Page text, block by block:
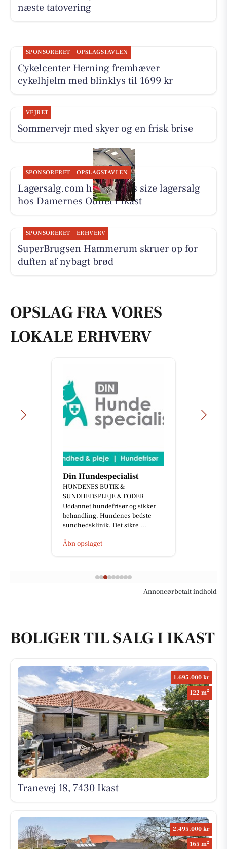
næste tatovering
SPONSORERET OPSLAGSTAVLEN
Cykelcenter Herning fremhæver
cykelhjelm med blinklys til 1699 kr
VEJRET
Sommervejr med skyer og en frisk brise
SPONSORERET OPSLAGSTAVLEN
Lagersalg.com holder plus size lagersalg
hos Damernes Outlet i Ikast
SPONSORERET ERHVERV
SuperBrugsen Hammerum skruer op for
duften af nybagt brød
OPSLAG FRA VORES
LOKALE ERHVERV
Din Hundespecialist
HUNDENES BUTIK &
SUNDHEDSPLEJE & FODER
Uddannet hundefrisør og sikker
behandling. Hundenes bedste
sundhedsklinik. Det sikre ...
Åbn opslaget
Annoncørbetalt indhold
BOLIGER TIL SALG I IKAST
1.695.000 kr
122 m2
Tranevej 18, 7430 Ikast
2.495.000 kr
165 m2